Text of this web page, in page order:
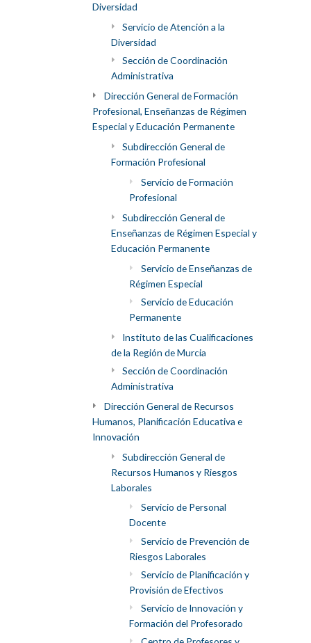
Diversidad
Servicio de Atención a la
Diversidad
Sección de Coordinación
Administrativa
Dirección General de Formación
Profesional, Enseñanzas de Régimen
Especial y Educación Permanente
Subdirección General de
Formación Profesional
Servicio de Formación
Profesional
Subdirección General de
Enseñanzas de Régimen Especial y
Educación Permanente
Servicio de Enseñanzas de
Régimen Especial
Servicio de Educación
Permanente
Instituto de las Cualificaciones
de la Región de Murcia
Sección de Coordinación
Administrativa
Dirección General de Recursos
Humanos, Planificación Educativa e
Innovación
Subdirección General de
Recursos Humanos y Riesgos
Laborales
Servicio de Personal
Docente
Servicio de Prevención de
Riesgos Laborales
Servicio de Planificación y
Provisión de Efectivos
Servicio de Innovación y
Formación del Profesorado